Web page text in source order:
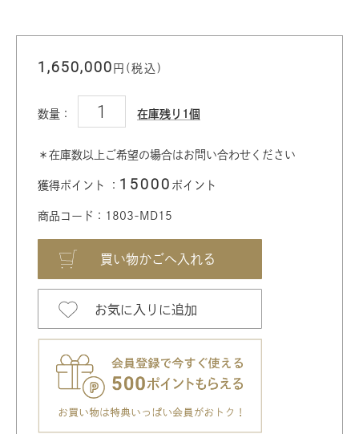
1,650,000 円(税込)
数量： 在庫残り1個
＊在庫数以上ご希望の場合はお問い合わせください
獲得ポイント ： 15000 ポイント
商品コード：1803-MD15
お気に入りに追加